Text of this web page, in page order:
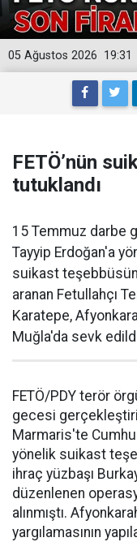
19:31
05 Ağustos 2026
FETÖ’nün
tutuklandı
15 Temmuz darbe
Tayyip Erdoğan'a
suikast
aranan Fetullahçı
Karatepe,
Muğla'da sevk
FETÖ/PDY terör
gecesi
Marmaris'te
yönelik suikast
ihraç yüzbaşı
düzenlenen
alınmıştı.
yargılamasının